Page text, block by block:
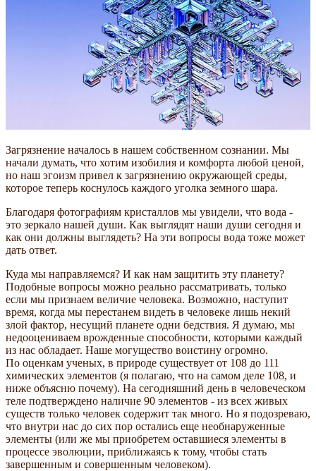
Загрязнение началось в нашем собственном сознании. Мы
начали думать, что хотим изобилия и комфорта любой ценой,
но наш эгоизм привел к загрязнению окружающей среды,
которое теперь коснулось каждого уголка земного шара.
Благодаря фотографиям кристаллов мы увидели, что вода -
это зеркало нашей души. Как выглядят наши души сегодня и
как они должны выглядеть? На эти вопросы вода тоже может
дать ответ.
Куда мы направляемся? И как нам защитить эту планету?
Подобные вопросы можно реально рассматривать, только
если мы признаем величие человека. Возможно, наступит
время, когда мы перестанем видеть в человеке лишь некий
злой фактор, несущий планете одни бедствия. Я думаю, мы
недооцениваем врожденные способности, которыми каждый
из нас обладает. Наше могущество воистину огромно.
По оценкам ученых, в природе существует от 108 до 111
химических элементов (я полагаю, что на самом деле 108, и
ниже объясню почему). На сегодняшний день в человеческом
теле подтверждено наличие 90 элементов - из всех живых
существ только человек содержит так много. Но я подозреваю,
что внутри нас до сих пор остались еще необнаруженные
элементы (или же мы приобретем оставшиеся элементы в
процессе эволюции, приближаясь к тому, чтобы стать
завершенным и совершенным человеком).